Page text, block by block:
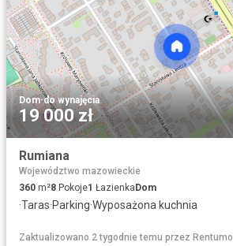
Dom·do wynajęcia
19 000 zł
Rumiana
Województwo mazowieckie
360 m²8 Pokoje1 ŁazienkaDom
·Taras·Parking·Wyposażona kuchnia
Zaktualizowano 2 tygodnie temu przez Rentumo